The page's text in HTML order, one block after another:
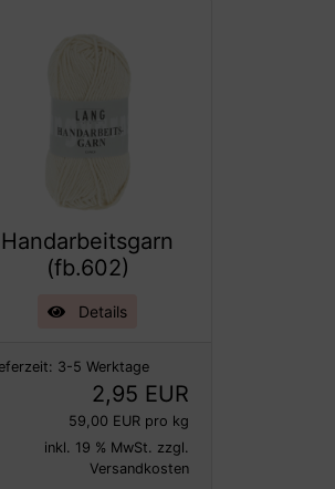
Handarbeitsgarn
(fb.602)
Details
3-5 Werktage
2,95 EUR
59,00 EUR pro kg
inkl. 19 % MwSt. zzgl.
Versandkosten